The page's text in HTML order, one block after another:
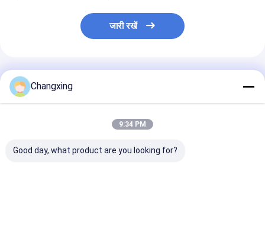
जारी रखें
अनुशंसित उत्पाद
Changxing
9:34 PM
Good day, what product are you looking for?